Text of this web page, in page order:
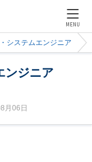
MENU
システムエンジニア
ンジニア
月06日